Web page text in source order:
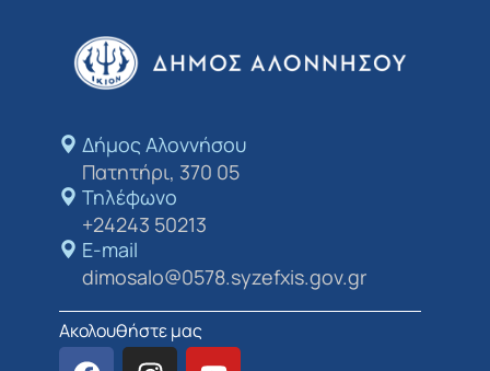
Δήμος Αλοννήσου​
Πατητήρι, 370 05
Τηλέφωνο
+24243 50213
E-mail
dimosalo@0578.syzefxis.gov.gr
Ακολουθήστε μας